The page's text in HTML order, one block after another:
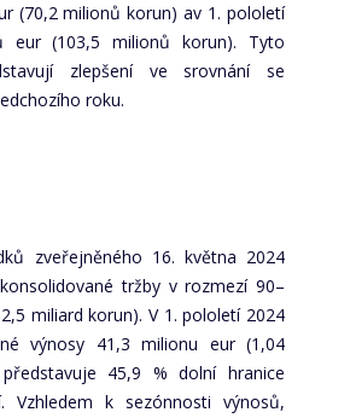
(70,2 milionů korun) av 1. pololetí
eur (103,5 milionů korun). Tyto
zlepšení ve srovnání se
roku.
zveřejněného 16. května 2024
tržby v rozmezí 90–
miliard korun). V 1. pololetí 2024
výnosy 41,3 milionu eur (1,04
45,9 % dolní hranice
Vzhledem k sezónnosti výnosů,